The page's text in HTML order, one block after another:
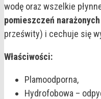
wodę oraz wszelkie
pomieszczeń
prześwity) i cechuje się
Właściwości:
Plamoodporna,
Hydrofobowa –